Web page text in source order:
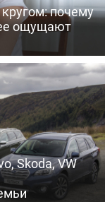
почему
ощущают
Skoda, VW